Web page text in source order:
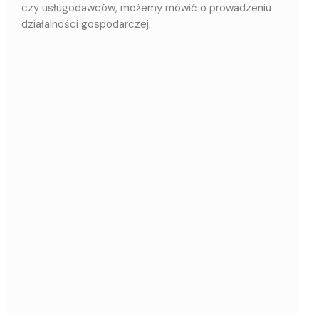
czy usługodawców, możemy mówić o prowadzeniu
działalności gospodarczej.